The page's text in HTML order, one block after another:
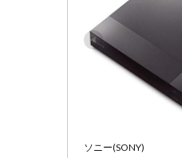
ソニー(SONY)